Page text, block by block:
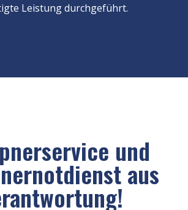
Leistung durchgeführt.
und
aus